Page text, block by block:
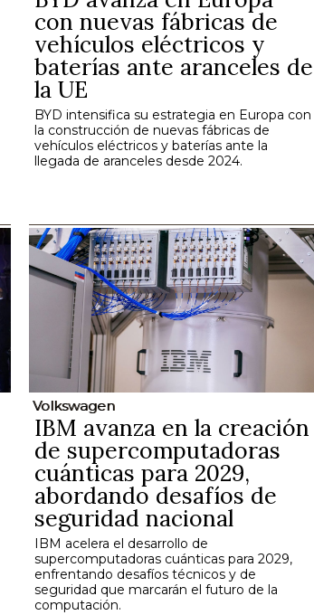
con nuevas fábricas de
vehículos eléctricos y
baterías ante aranceles de
la UE
BYD intensifica su estrategia en Europa con
la construcción de nuevas fábricas de
vehículos eléctricos y baterías ante la
llegada de aranceles desde 2024.
Volkswagen
IBM avanza en la creación
de supercomputadoras
cuánticas para 2029,
abordando desafíos de
seguridad nacional
IBM acelera el desarrollo de
supercomputadoras cuánticas para 2029,
enfrentando desafíos técnicos y de
seguridad que marcarán el futuro de la
computación.